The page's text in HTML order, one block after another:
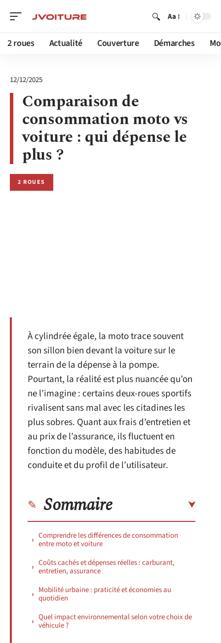
Aa
2 roues Actualité Couverture Démarches
12/12/2025
Comparaison de
consommation moto vs
voiture : qui dépense le
plus ?
2 ROUES
À cylindrée égale, la moto trace souvent
son sillon bien devant la voiture sur le
terrain de la dépense à la pompe.
Pourtant, la réalité est plus nuancée qu’on
ne l’imagine : certains deux-roues sportifs
rivalisent sans mal avec les citadines les
plus sobres. Quant aux frais d’entretien et
au prix de l’assurance, ils fluctuent en
fonction du modèle, des habitudes de
conduite et du profil de l’utilisateur.
Sommaire
Comprendre les différences de consommation
entre moto et voiture
Coûts cachés et dépenses réelles : carburant,
entretien, assurance
Mobilité urbaine : praticité et économies au
quotidien
Quel impact environnemental selon votre choix de
véhicule ?